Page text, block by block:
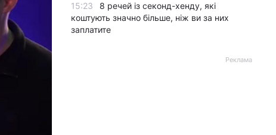
15:23
8 речей із секонд-хенду, які
коштують значно більше, ніж ви за них
заплатите
Реклама